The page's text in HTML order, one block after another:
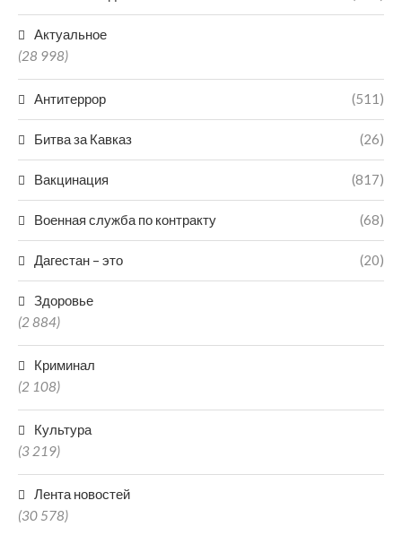
Актуальное
(28 998)
Антитеррор (511)
Битва за Кавказ (26)
Вакцинация (817)
Военная служба по контракту (68)
Дагестан – это (20)
Здоровье
(2 884)
Криминал
(2 108)
Культура
(3 219)
Лента новостей
(30 578)